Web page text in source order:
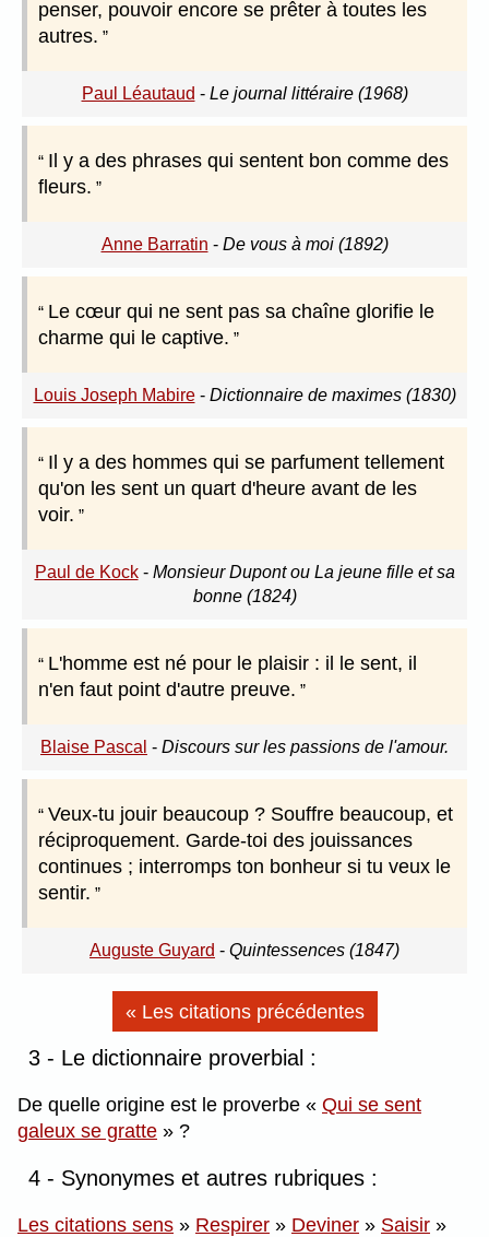
penser, pouvoir encore se prêter à toutes les
autres.
Paul Léautaud - Le journal littéraire (1968)
Il y a des phrases qui sentent bon comme des
fleurs.
Anne Barratin - De vous à moi (1892)
Le cœur qui ne sent pas sa chaîne glorifie le
charme qui le captive.
Louis Joseph Mabire- Dictionnaire de maximes (1830)
Il y a des hommes qui se parfument tellement
qu'on les sent un quart d'heure avant de les
voir.
Paul de Kock- Monsieur Dupont ou La jeune fille et sa
bonne (1824)
L'homme est né pour le plaisir : il le sent, il
n'en faut point d'autre preuve.
Blaise Pascal - Discours sur les passions de l'amour.
Veux-tu jouir beaucoup ? Souffre beaucoup, et
réciproquement. Garde-toi des jouissances
continues ; interromps ton bonheur si tu veux le
sentir.
Auguste Guyard - Quintessences (1847)
« Les citations précédentes
3 - Le dictionnaire proverbial :
De quelle origine est le proverbe
Qui se sent
galeux se gratte
?
4 - Synonymes et autres rubriques :
Les citations sens » Respirer » Deviner » Saisir »